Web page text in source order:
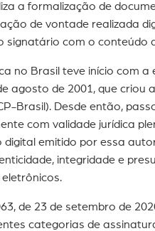
a formalização de
de vontade realizada
signatário com o conteúdo
no Brasil teve início com a
agosto de 2001, que criou
Brasil). Desde então,
com validade jurídica
digital emitido por essa
integridade e
de 23 de setembro de
categorias de